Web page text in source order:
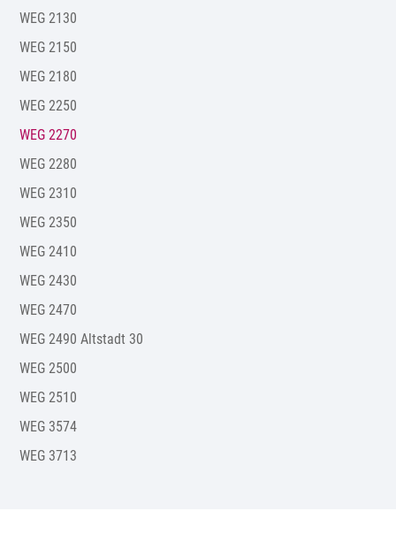
WEG 2130
WEG 2150
WEG 2180
WEG 2250
WEG 2270
WEG 2280
WEG 2310
WEG 2350
WEG 2410
WEG 2430
WEG 2470
WEG 2490 Altstadt 30
WEG 2500
WEG 2510
WEG 3574
WEG 3713